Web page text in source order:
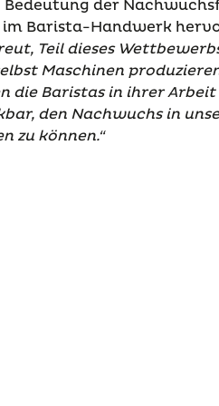
Bedeutung der
im Barista-Handwerk
Teil dieses
Maschinen
die Baristas in ihrer
den Nachwuchs in
zu können.“